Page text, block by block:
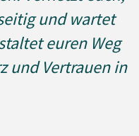
und wartet
euren Weg
und Vertrauen in